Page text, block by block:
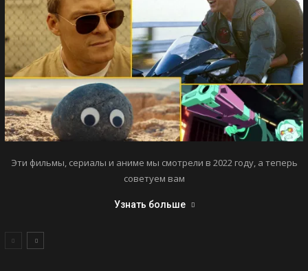
Эти фильмы, сериалы и аниме мы смотрели в 2022 году, а теперь
советуем вам
Узнать больше